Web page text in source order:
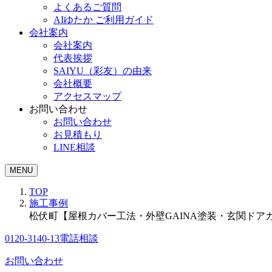
よくあるご質問
AIゆたか ご利用ガイド
会社案内
会社案内
代表挨拶
SAIYU（彩友）の由来
会社概要
アクセスマップ
お問い合わせ
お問い合わせ
お見積もり
LINE相談
MENU
TOP
施工事例
松伏町【屋根カバー工法・外壁GAINA塗装・玄関ドア
0120-3140-13電話相談
お問い合わせ